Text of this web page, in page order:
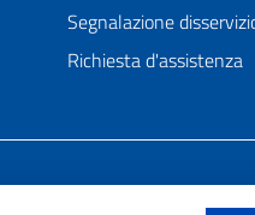
Segnalazione
Richiesta d'assistenza